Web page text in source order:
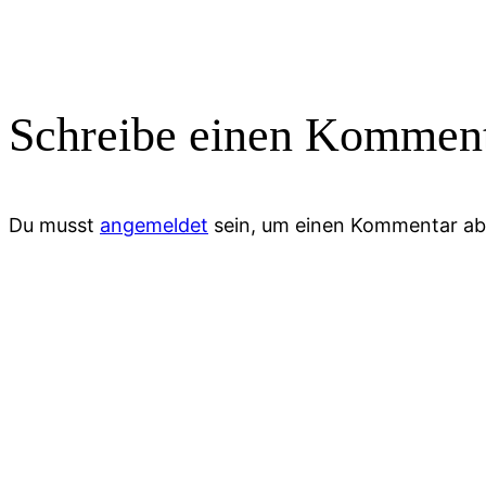
Schreibe einen
Du musst angemeldet sein, um einen Kommentar